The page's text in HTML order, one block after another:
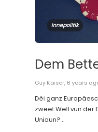
Innepolitik
Dem
Guy Kaiser, 6 years
Déi ganz
zweet Well vun der
Unioun?...